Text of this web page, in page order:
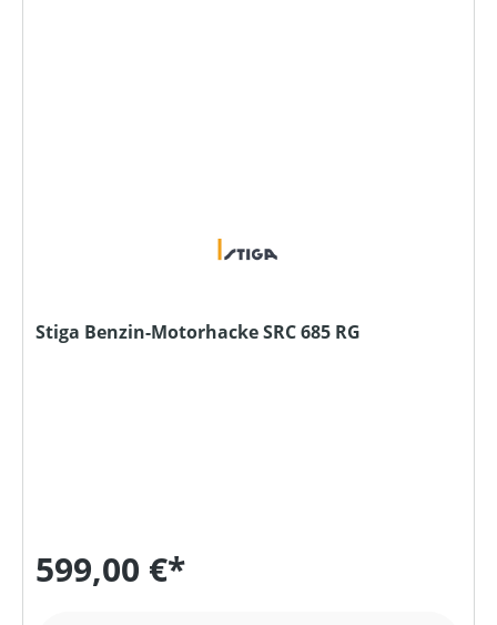
Stiga Benzin-Motorhacke SRC 685 RG
599,00 €*